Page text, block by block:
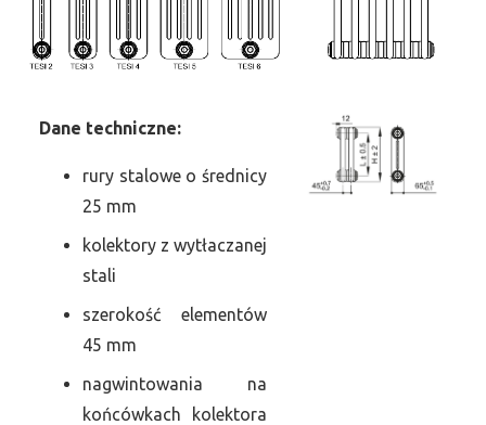
Dane techniczne:
rury stalowe o średnicy
25 mm
kolektory z wytłaczanej
stali
szerokość elementów
45 mm
nagwintowania na
końcówkach kolektora